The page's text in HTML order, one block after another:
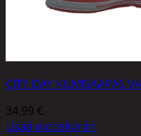
CITY DAY KUMISAAPAS
34,99 €
Lisää ostoskoriin